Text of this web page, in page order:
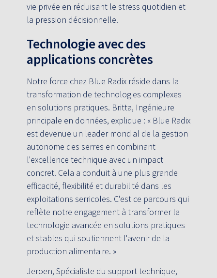
vie privée en réduisant le stress quotidien et
la pression décisionnelle.
Technologie avec des
applications concrètes
Notre force chez Blue Radix réside dans la
transformation de technologies complexes
en solutions pratiques. Britta, Ingénieure
principale en données, explique : « Blue Radix
est devenue un leader mondial de la gestion
autonome des serres en combinant
l'excellence technique avec un impact
concret. Cela a conduit à une plus grande
efficacité, flexibilité et durabilité dans les
exploitations serricoles. C'est ce parcours qui
reflète notre engagement à transformer la
technologie avancée en solutions pratiques
et stables qui soutiennent l'avenir de la
production alimentaire. »
Jeroen, Spécialiste du support technique,